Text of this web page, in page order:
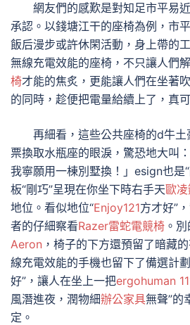
網友們的感歎是對知足市平易
承認。以錢塘江干的座椅為例，市
飯后漫步或許休閑活動，身上帶的
無線充電效能的座椅，不只讓人們
椅才能的焦炙，更能讓人們在坐著
的同時，趁便把電量給續上了，真
再細看，這些公共座椅的d牛
票換取水瓶座的眼淚，驚恐地大叫
我寧願用一棟別墅換！」esign也是
板“剛巧”呈現在你坐下時右手天歐
地位。看似地位“Enjoy121方才好”
者的仔細察看Razer雷蛇電競椅 。
Aeron ，椅子的下方還預留了暗藏
線充電效能的手機也留下了備選計
好”，讓人在坐上一把ergohuman
風潛進夜，潤物細辦公家具無聲”的
定。